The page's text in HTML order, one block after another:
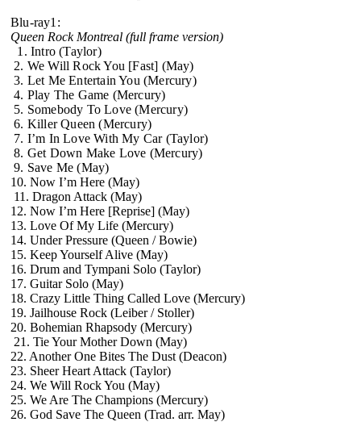
Blu-ray1:
Queen Rock Montreal (full frame version)
1. Intro (Taylor)
2. We Will Rock You [Fast] (May)
3. Let Me Entertain You (Mercury)
4. Play The Game (Mercury)
5. Somebody To Love (Mercury)
6. Killer Queen (Mercury)
7. I’m In Love With My Car (Taylor)
8. Get Down Make Love (Mercury)
9. Save Me (May)
10. Now I’m Here (May)
11. Dragon Attack (May)
12. Now I’m Here [Reprise] (May)
13. Love Of My Life (Mercury)
14. Under Pressure (Queen / Bowie)
15. Keep Yourself Alive (May)
16. Drum and Tympani Solo (Taylor)
17. Guitar Solo (May)
18. Crazy Little Thing Called Love (Mercury)
19. Jailhouse Rock (Leiber / Stoller)
20. Bohemian Rhapsody (Mercury)
21. Tie Your Mother Down (May)
22. Another One Bites The Dust (Deacon)
23. Sheer Heart Attack (Taylor)
24. We Will Rock You (May)
25. We Are The Champions (Mercury)
26. God Save The Queen (Trad. arr. May)